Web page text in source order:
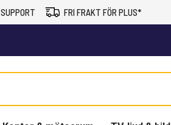
SUPPORT FRI FRAKT FÖR PLUS*